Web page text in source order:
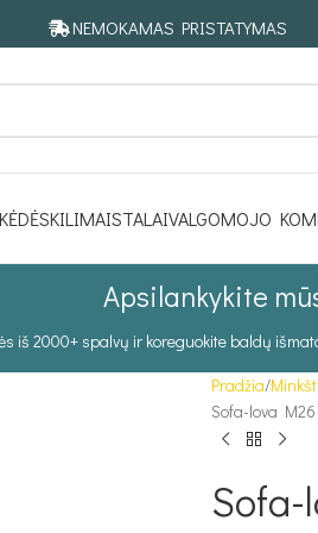
NEMOKAMAS PRISTATYMAS
KĖDĖSKILIMAISTALAIVALGOMOJO
Apsilankykite
iš 2000+ spalvų ir koreguokite baldų
Pradžia
Sofa-lova